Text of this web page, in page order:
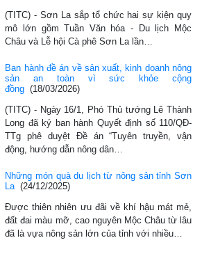
(TITC) - Sơn La sắp tổ chức hai sự kiện quy
mô lớn gồm Tuần Văn hóa - Du lịch Mộc
Châu và Lễ hội Cà phê Sơn La lần…
Ban hành đề án về sản xuất, kinh doanh nông
sản an toàn vì sức khỏe cộng
đồng (18/03/2026)
(TITC) - Ngày 16/1, Phó Thủ tướng Lê Thành
Long đã ký ban hành Quyết định số 110/QĐ-
TTg phê duyệt Đề án “Tuyên truyền, vận
động, hướng dẫn nông dân…
Những món quà du lịch từ nông sản tỉnh Sơn
La (24/12/2025)
Được thiên nhiên ưu đãi về khí hậu mát mẻ,
đất đai màu mỡ, cao nguyên Mộc Châu từ lâu
đã là vựa nông sản lớn của tỉnh với nhiều…